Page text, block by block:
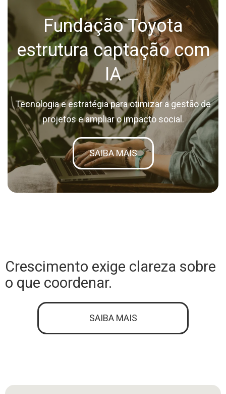
Fundação Toyota
estrutura captação com
IA
Tecnologia e estratégia para otimizar a gestão de
projetos e ampliar o impacto social.
SAIBA MAIS
Crescimento exige clareza sobre
o que coordenar.
SAIBA MAIS